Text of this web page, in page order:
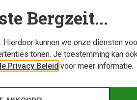
Bergzeit...
Hierdoor kunnen we onze diensten
tonen. Je toestemming kan
Privacy Beleid voor meer informatie.